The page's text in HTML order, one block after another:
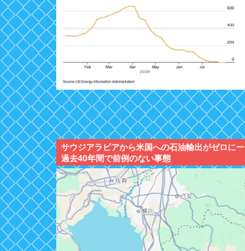
サウジアラビアから米国への石油輸出がゼロにー
過去40年間で前例のない事態